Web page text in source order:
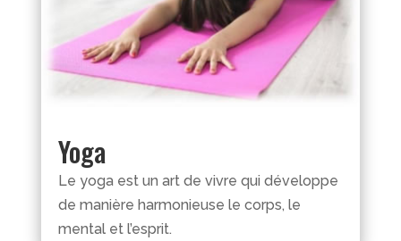
Yoga
Le yoga est un art de vivre qui développe
de manière harmonieuse le corps, le
mental et l’esprit.